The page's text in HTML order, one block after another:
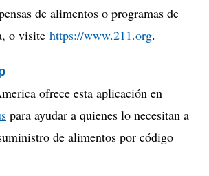
de alimentos o programas de
o visite https://www.211.org.
ofrece esta aplicación en
para ayudar a quienes lo necesitan a
de alimentos por código